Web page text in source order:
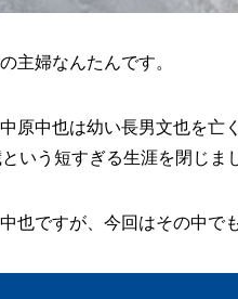
主婦なんたんです。
原中也は幼い長男文也を亡
いう短すぎる生涯を閉じま
也ですが、今回はその中で